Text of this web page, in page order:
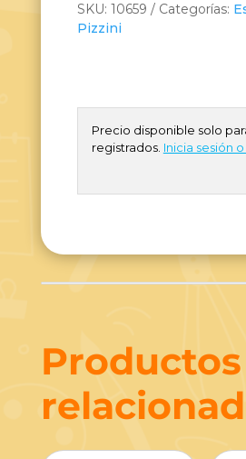
SKU: 10659 Categorías:
Pizzini
Precio disponible solo
registrados. Inicia sesión
Productos